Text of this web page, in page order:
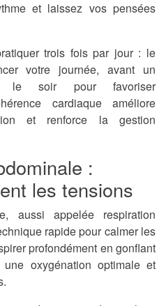
et laissez vos pensées
trois fois par jour : le
votre journée, avant un
le soir pour favoriser
cardiaque améliore
et renforce la gestion
:
les tensions
aussi appelée respiration
rapide pour calmer les
profondément en gonflant
oxygénation optimale et